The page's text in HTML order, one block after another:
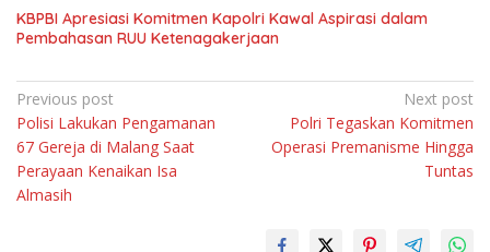
KBPBI Apresiasi Komitmen Kapolri Kawal Aspirasi dalam
Pembahasan RUU Ketenagakerjaan
Navigasi
pos
Previous post
Polisi Lakukan Pengamanan
67 Gereja di Malang Saat
Perayaan Kenaikan Isa
Almasih
Next post
Polri Tegaskan Komitmen
Operasi Premanisme Hingga
Tuntas